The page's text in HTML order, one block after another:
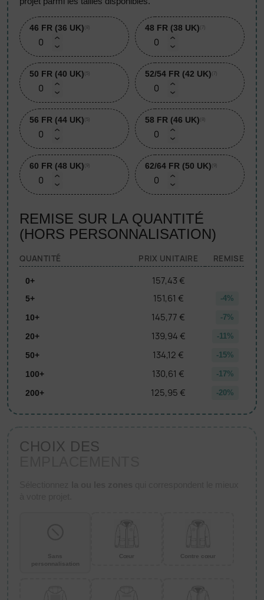
46 FR (36 UK) (8) 48 FR (38 UK) (7)
50 FR (40 UK) (5) 52/54 FR (42 UK) (7)
56 FR (44 UK) (5) 58 FR (46 UK) (8)
60 FR (48 UK) (9) 62/64 FR (50 UK) (9)
REMISE SUR LA QUANTITÉ
(HORS PERSONNALISATION)
QUANTITÉ PRIX UNITAIRE REMISE
0+ 157,43 €
5+ 151,61 € -4%
10+ 145,77 € -7%
20+ 139,94 € -11%
50+ 134,12 € -15%
100+ 130,61 € -17%
200+ 125,95 € -20%
CHOIX DES
Sans
personnalisation
Cœur Contre cœur